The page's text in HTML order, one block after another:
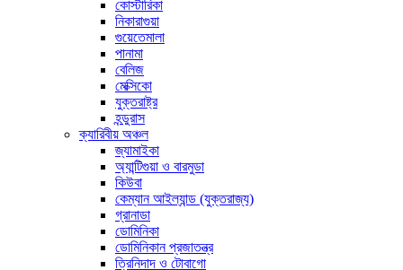
কোস্টারিকা
নিকারাগুয়া
গুয়েতেমালা
পানামা
বেলিজ
মেক্সিকো
যুক্তরাষ্ট্র
হন্ডুরাস
ক্যারিবীয় অঞ্চল
জ্যামাইকা
অ্যান্টিগুয়া ও বারমুডা
কিউবা
কেম্যান আইল্যান্ড (যুক্তরাজ্য)
গ্রানাডা
ডোমিনিকা
ডোমিনিকান প্রজাতন্ত্র
ত্রিনিদাদ ও টোবাগো